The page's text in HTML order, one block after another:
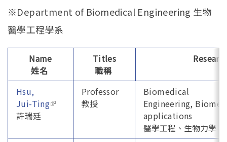
正體中文
※Department of Biomedical Engineering 生物
醫學工程學系
Name
姓名
Titles
職稱
Hsu,
Jui-Ting(link is external)
許瑞廷
Professor
教授
Biomedical
Engineering,
applications
醫學工程、生物力學